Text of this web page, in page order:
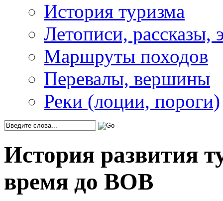
История туризма
Летописи, рассказы,
Маршруты походов
Перевалы, вершины
Реки (лоции, пороги)
История развития
время до ВОВ